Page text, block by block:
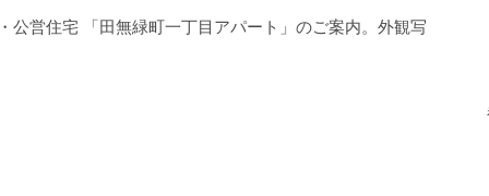
公営住宅 「田無緑町一丁目アパート」のご案内。外観写